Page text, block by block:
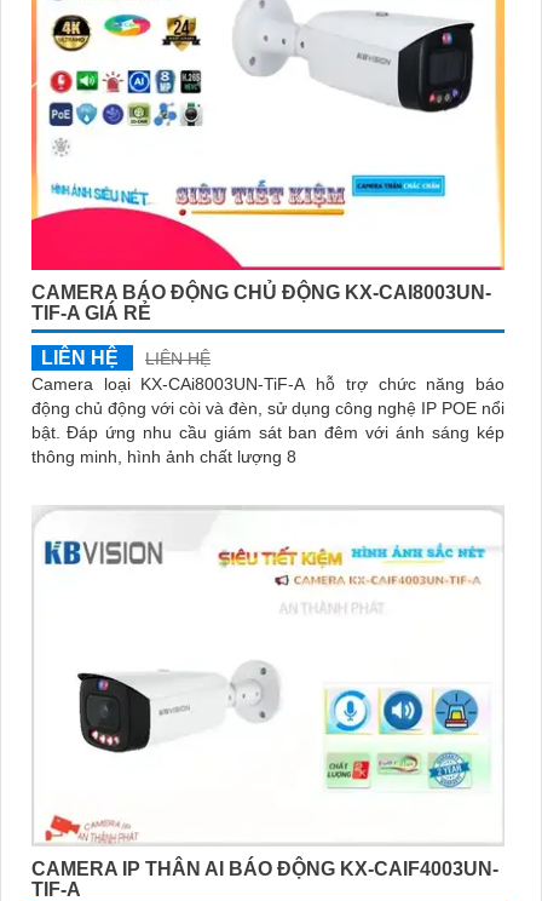
CAMERA BÁO ĐỘNG CHỦ ĐỘNG KX-CAI8003UN-
TIF-A GIÁ RẺ
LIÊN HỆ
LIÊN HỆ
Camera loại KX-CAi8003UN-TiF-A hỗ trợ chức năng báo
động chủ động với còi và đèn, sử dụng công nghệ IP POE nổi
bật. Đáp ứng nhu cầu giám sát ban đêm với ánh sáng kép
thông minh, hình ảnh chất lượng 8
CAMERA IP THÂN AI BÁO ĐỘNG KX-CAIF4003UN-
TIF-A